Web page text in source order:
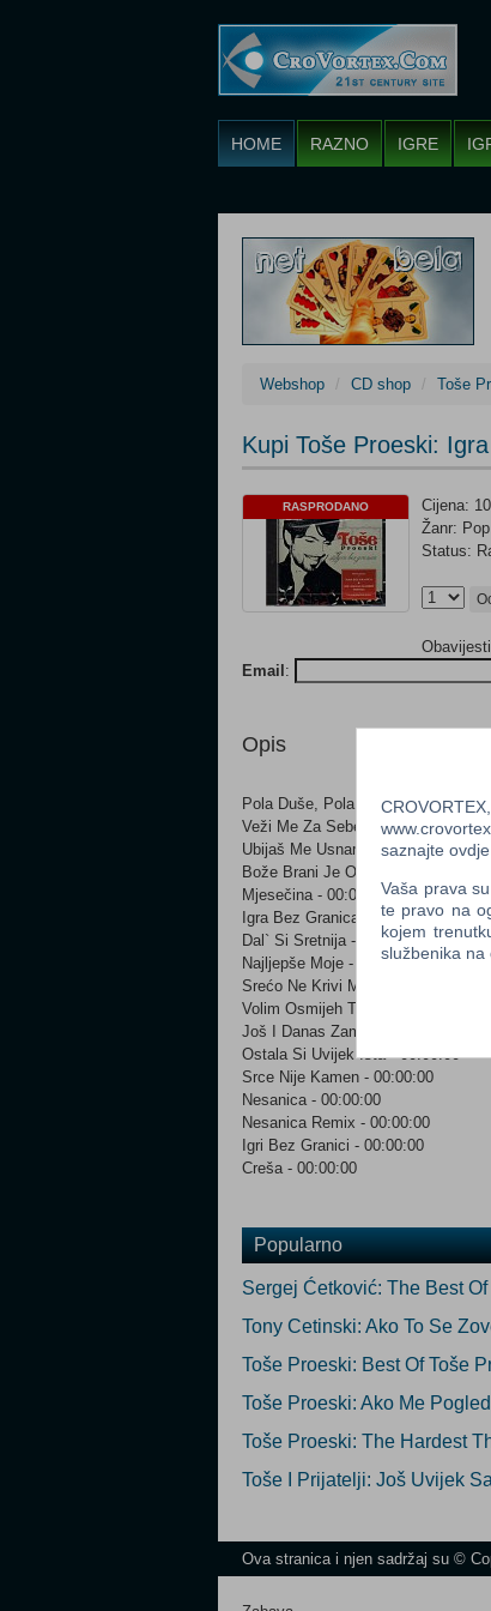
HOME RAZNO IGRE
Webshop CD shop Toše
Kupi Toše Proeski:
RASPRODANO
Cijena:
Žanr: Pop
Status:
Email :
Opis
Pola Duše, Pola Srca - 00:00:00
Veži Me Za Sebe - 00:00:00
Ubijaš Me Usnama - 00:00:00
Bože Brani Je Od Sna - 00:00:00
Mjesečina - 00:00:00
Igra Bez Granica - 00:00:00
Dal` Si Sretnija - 00:00:00
Najljepše Moje - 00:00:00
Srećo Ne Krivi Me - 00:00:00
Volim Osmijeh Tvoj - 00:00:00
Još I Danas Zamiriši Trešnja -
Ostala Si Uvijek Ista - 00:00:00
Srce Nije Kamen - 00:00:00
Nesanica - 00:00:00
Nesanica Remix - 00:00:00
Igri Bez Granici - 00:00:00
Creša - 00:00:00
Popularno
Sergej Ćetković: The Best Of
Tony Cetinski: Ako To Se
Toše Proeski: Best Of Toše
Toše Proeski: Ako Me
Toše Proeski: The Hardest
Toše I Prijatelji: Još Uvijek
Ova stranica i njen sadržaj su ©
saznajte ovdje
Vaša prava
te pravo na
kojem
službenika na